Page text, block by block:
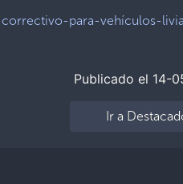
para-vehículos-
Publicado el 14-
Ir a